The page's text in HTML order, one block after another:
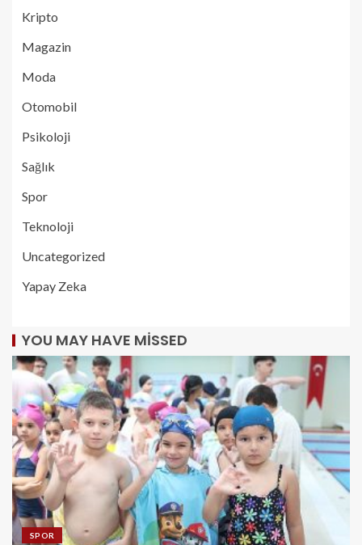
Kripto
Magazin
Moda
Otomobil
Psikoloji
Sağlık
Spor
Teknoloji
Uncategorized
Yapay Zeka
YOU MAY HAVE MISSED
SPOR